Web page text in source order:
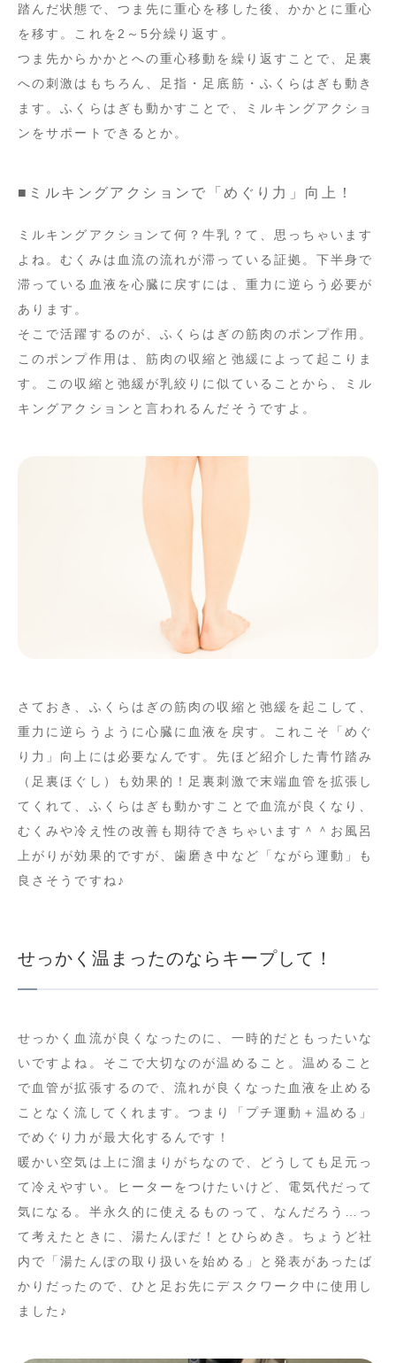
踏んだ状態で、つま先に重心を移した後、かかとに重心
を移す。これを2～5分繰り返す。
つま先からかかとへの重心移動を繰り返すことで、足裏
への刺激はもちろん、足指・足底筋・ふくらはぎも動き
ます。ふくらはぎも動かすことで、ミルキングアクショ
ンをサポートできるとか。
■ミルキングアクションで「めぐり力」向上！
ミルキングアクションて何？牛乳？て、思っちゃいます
よね。むくみは血流の流れが滞っている証拠。下半身で
滞っている血液を心臓に戻すには、重力に逆らう必要が
あります。
そこで活躍するのが、ふくらはぎの筋肉のポンプ作用。
このポンプ作用は、筋肉の収縮と弛緩によって起こりま
す。この収縮と弛緩が乳絞りに似ていることから、ミル
キングアクションと言われるんだそうですよ。
さておき、ふくらはぎの筋肉の収縮と弛緩を起こして、
重力に逆らうように心臓に血液を戻す。これこそ「めぐ
り力」向上には必要なんです。先ほど紹介した青竹踏み
（足裏ほぐし）も効果的！足裏刺激で末端血管を拡張し
てくれて、ふくらはぎも動かすことで血流が良くなり、
むくみや冷え性の改善も期待できちゃいます＾＾お風呂
上がりが効果的ですが、歯磨き中など「ながら運動」も
良さそうですね♪
せっかく温まったのならキープして！
せっかく血流が良くなったのに、一時的だともったいな
いですよね。そこで大切なのが温めること。温めること
で血管が拡張するので、流れが良くなった血液を止める
ことなく流してくれます。つまり「プチ運動＋温める」
でめぐり力が最大化するんです！
暖かい空気は上に溜まりがちなので、どうしても足元っ
て冷えやすい。ヒーターをつけたいけど、電気代だって
気になる。半永久的に使えるものって、なんだろう…っ
て考えたときに、湯たんぽだ！とひらめき。ちょうど社
内で「湯たんぽの取り扱いを始める」と発表があったば
かりだったので、ひと足お先にデスクワーク中に使用し
ました♪